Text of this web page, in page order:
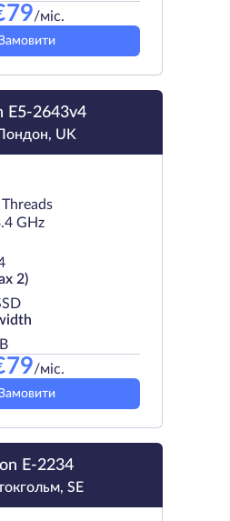
79/міс.
E5-2643v4
UK
GHz
2)
79/міс.
E-2234
SE